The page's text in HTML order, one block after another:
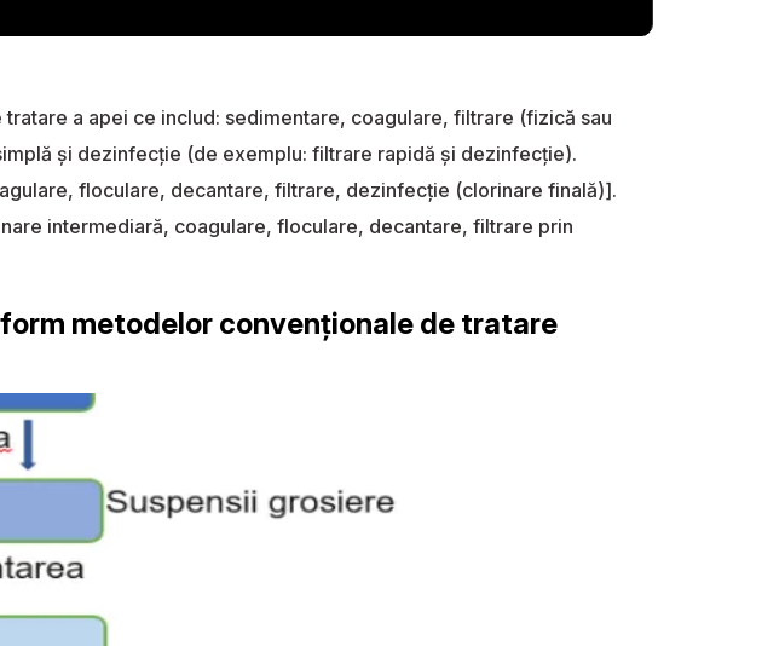
tratare a apei ce includ: sedimentare, coagulare, filtrare (fizică sau
şi dezinfecţie (de exemplu: filtrare rapidă şi dezinfecţie).
floculare, decantare, filtrare, dezinfecţie (clorinare finală)].
intermediară, coagulare, floculare, decantare, filtrare prin
metodelor convenționale de tratare